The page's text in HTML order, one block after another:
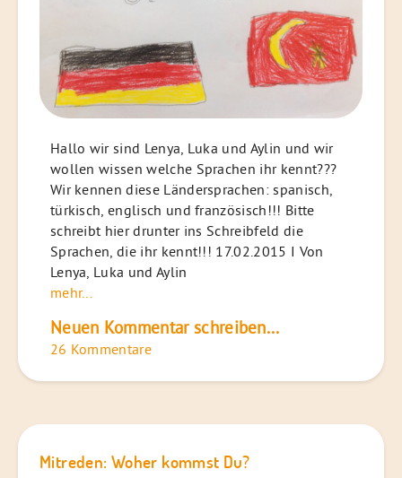
Hallo wir sind Lenya, Luka und Aylin und wir
wollen wissen welche Sprachen ihr kennt???
Wir kennen diese Ländersprachen: spanisch,
türkisch, englisch und französisch!!! Bitte
schreibt hier drunter ins Schreibfeld die
Sprachen, die ihr kennt!!! 17.02.2015 I Von
Lenya, Luka und Aylin
mehr...
Neuen Kommentar schreiben...
26 Kommentare
Mitreden: Woher kommst Du?